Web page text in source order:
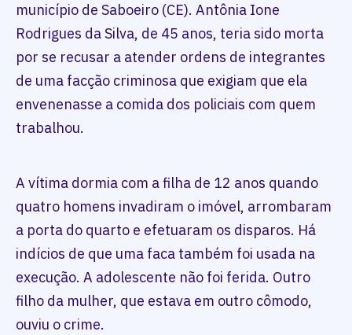
município de Saboeiro (CE). Antônia Ione
Rodrigues da Silva, de 45 anos, teria sido morta
por se recusar a atender ordens de integrantes
de uma facção criminosa que exigiam que ela
envenenasse a comida dos policiais com quem
trabalhou.
A vítima dormia com a filha de 12 anos quando
quatro homens invadiram o imóvel, arrombaram
a porta do quarto e efetuaram os disparos. Há
indícios de que uma faca também foi usada na
execução. A adolescente não foi ferida. Outro
filho da mulher, que estava em outro cômodo,
ouviu o crime.